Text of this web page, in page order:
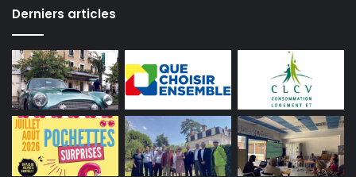
Derniers articles